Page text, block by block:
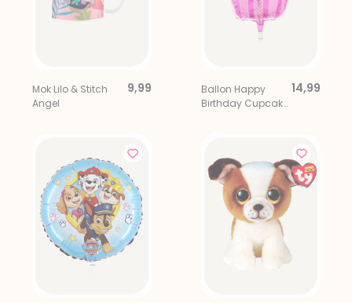
Mok Lilo & Stitch
Angel
9,99
Ballon Happy
Birthday Cupcake
14,99